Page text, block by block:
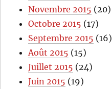
Novembre 2015 (20)
Octobre 2015 (17)
Septembre 2015 (16)
Août 2015 (15)
Juillet 2015 (24)
Juin 2015 (19)